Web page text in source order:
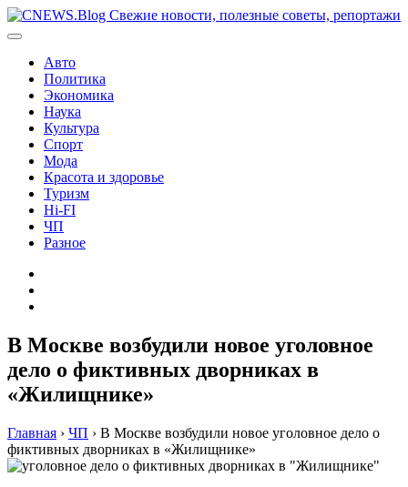
Перейти
к
Авто
Политика
Экономика
Наука
Культура
Спорт
Мода
Красота и здоровье
Туризм
Hi-FI
ЧП
Разное
В Москве возбудили новое уголовное
дело о фиктивных дворниках в
«Жилищнике»
Главная › ЧП › В Москве возбудили новое уголовное дело о
фиктивных дворниках в «Жилищнике»